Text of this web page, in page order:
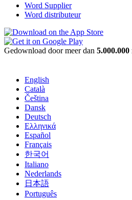
Word Supplier
Word distributeur
Gedownload door meer dan
English
Català
Čeština
Dansk
Deutsch
Ελληνικά
Español
Français
한국어
Italiano
Nederlands
日本語
Português